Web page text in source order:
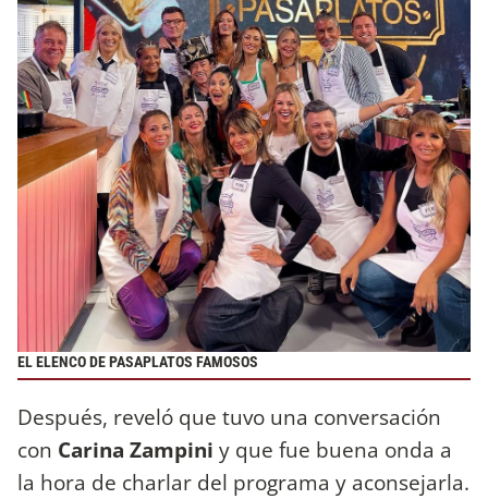
EL ELENCO DE PASAPLATOS FAMOSOS
Después, reveló que tuvo una conversación
con Carina Zampini y que fue buena onda a
la hora de charlar del programa y aconsejarla.